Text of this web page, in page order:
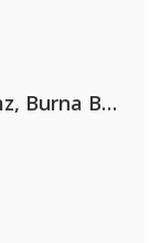
Coldplay ft. Little Simz, Burna Boy, Elyanna & Tini